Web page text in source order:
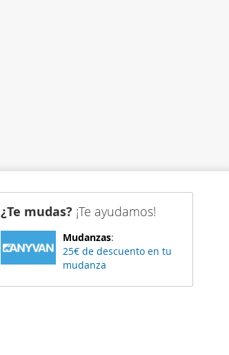
¿Te mudas? ¡Te ayudamos!
Mudanzas:
25€ de descuento en tu
mudanza